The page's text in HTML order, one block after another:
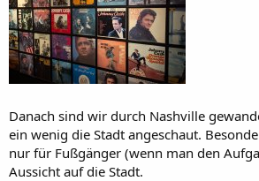
Danach sind wir durch Nashville
ein wenig die Stadt angeschaut.
nur für Fußgänger (wenn man den
Aussicht auf die Stadt.